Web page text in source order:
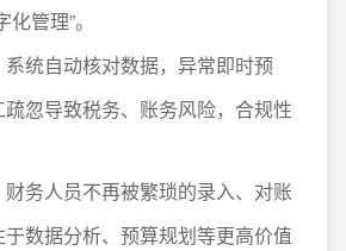
管理”。
系统自动核对数据，异常即时预
忽导致税务、账务风险，合规性
财务人员不再被繁琐的录入、对账
数据分析、预算规划等更高价值